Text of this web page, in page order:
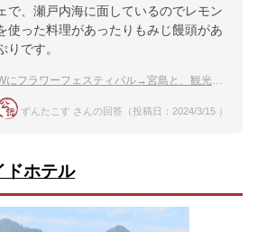
で、瀬戸内海に面しているのでレモン
使った料理があったりもみじ饅頭があ
りです。
ラワーフェスティバル→宮島と、観光に広島県に行きます。温泉宿に泊まりたい。おすすめを教えて
ずんたこす さんの回答（投稿日：2024/3/15 ）
ドホテル